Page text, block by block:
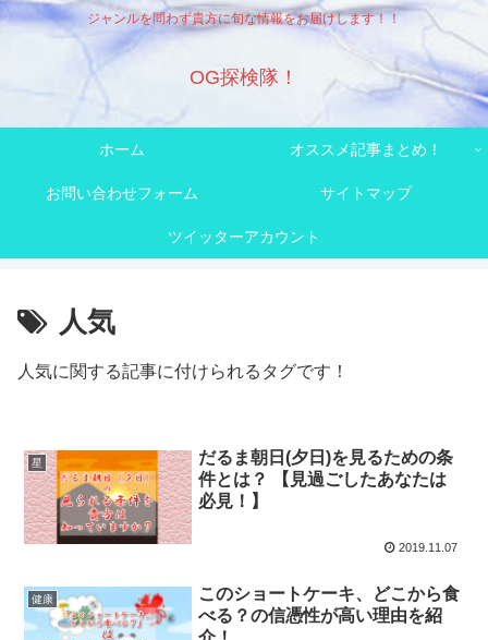
ジャンルを問わず貴方に旬な情報をお届けします！！
OG探検隊！
ホーム オススメ記事まとめ！
お問い合わせフォーム サイトマップ
ツイッターアカウント
人気
人気に関する記事に付けられるタグです！
星
だるま朝日(夕日)を見るための条
件とは？ 【見過ごしたあなたは
必見！】
2019.11.07
健康
このショートケーキ、どこから食
べる？の信憑性が高い理由を紹